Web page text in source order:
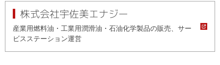
株式会社宇佐美エナジー
産業用燃料油・工業用潤滑油・石油化学製品の販売、サー
ビスステーション運営